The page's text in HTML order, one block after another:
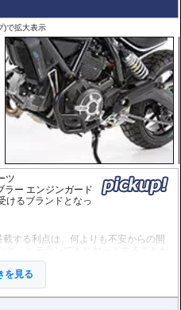
)で拡大表示
ツ
ラー エンジンガード
けるブランドとなっ
する利点は、何よりも不安からの開
ど、ベテランでもヒヤッとすることが
楽しむことを目指し、製品を開発、
を見る